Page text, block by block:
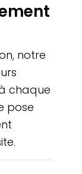
notre
chaque
pose